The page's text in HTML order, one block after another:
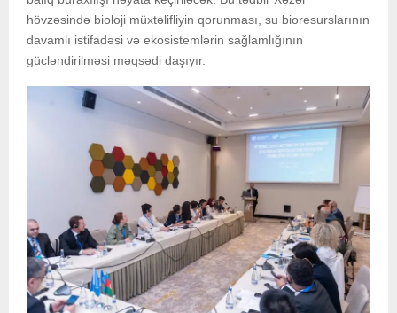
hövzəsində bioloji müxtəlifliyin qorunması, su bioresurslarının
davamlı istifadəsi və ekosistemlərin sağlamlığının
gücləndirilməsi məqsədi daşıyır.